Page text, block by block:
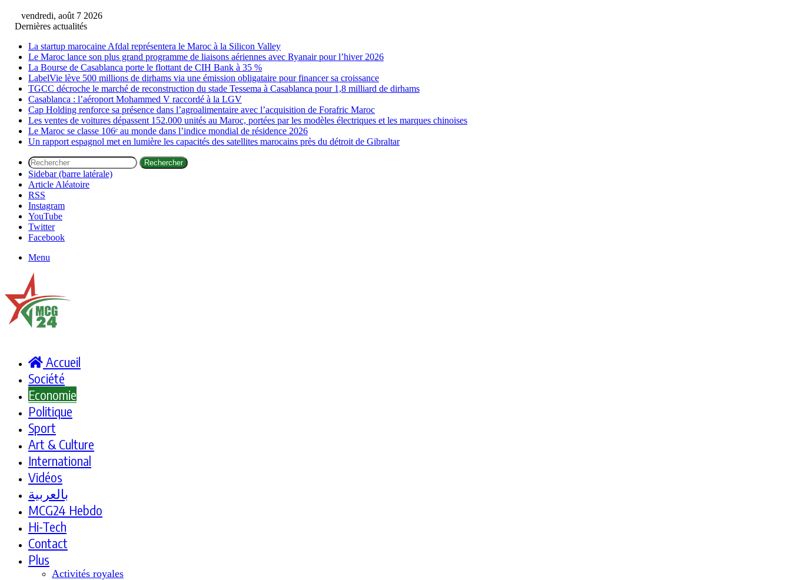
vendredi, août 7 2026
Dernières actualités
La startup marocaine Afdal représentera le Maroc à la Silicon Valley
Le Maroc lance son plus grand programme de liaisons aériennes avec Ryanair pour l’hiver 2026
La Bourse de Casablanca porte le flottant de CIH Bank à 35 %
LabelVie lève 500 millions de dirhams via une émission obligataire pour financer sa croissance
TGCC décroche le marché de reconstruction du stade Tessema à Casablanca pour 1,8 milliard de dirhams
Casablanca : l’aéroport Mohammed V raccordé à la LGV
Cap Holding renforce sa présence dans l’agroalimentaire avec l’acquisition de Forafric Maroc
Les ventes de voitures dépassent 152.000 unités au Maroc, portées par les modèles électriques et les marques chinoises
Le Maroc se classe 106ᵉ au monde dans l’indice mondial de résidence 2026
Un rapport espagnol met en lumière les capacités des satellites marocains près du détroit de Gibraltar
Rechercher
Sidebar (barre latérale)
Article Aléatoire
RSS
Instagram
YouTube
Twitter
Facebook
Menu
Accueil
Société
Economie
Politique
Sport
Art & Culture
International
Vidéos
بالعربية
MCG24 Hebdo
Hi-Tech
Contact
Plus
Activités royales